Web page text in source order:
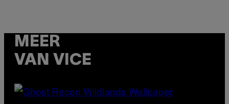
MEER
VAN VICE